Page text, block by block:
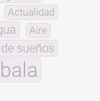
Actualidad
Aire
sueños